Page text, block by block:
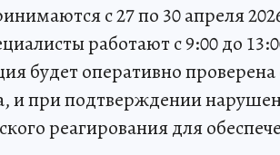
с 27 по 30 апреля
работают с 9:00 до
будет оперативно
и при подтверждении
реагирования для